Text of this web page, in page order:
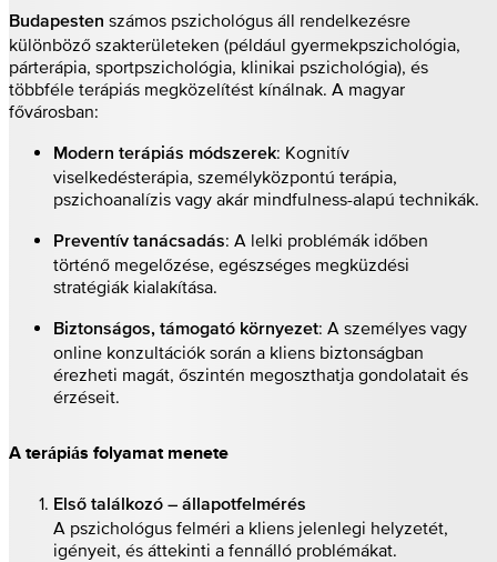
Budapesten számos pszichológus áll rendelkezésre
különböző szakterületeken (például gyermekpszichológia,
párterápia, sportpszichológia, klinikai pszichológia), és
többféle terápiás megközelítést kínálnak. A magyar
fővárosban:
Modern terápiás módszerek: Kognitív
viselkedésterápia, személyközpontú terápia,
pszichoanalízis vagy akár mindfulness-alapú technikák.
Preventív tanácsadás: A lelki problémák időben
történő megelőzése, egészséges megküzdési
stratégiák kialakítása.
Biztonságos, támogató környezet: A személyes vagy
online konzultációk során a kliens biztonságban
érezheti magát, őszintén megoszthatja gondolatait és
érzéseit.
A terápiás folyamat menete
Első találkozó – állapotfelmérés
A pszichológus felméri a kliens jelenlegi helyzetét,
igényeit, és áttekinti a fennálló problémákat.